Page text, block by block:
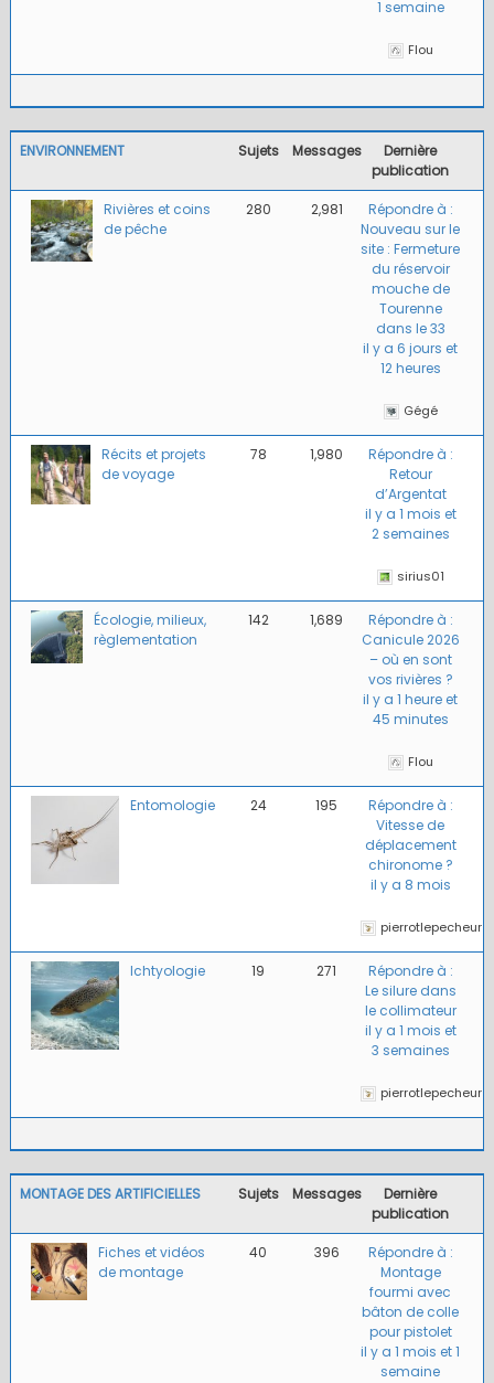
1 semaine
Flou
ENVIRONNEMENT Sujets Messages
Dernière
publication
Rivières et coins
de pêche
280 2,981
Répondre à :
Nouveau sur le
site : Fermeture
du réservoir
mouche de
Tourenne
dans le 33
il y a 6 jours et
12 heures
Gégé
Récits et projets
de voyage
78 1,980
Répondre à :
Retour
d’Argentat
il y a 1 mois et
2 semaines
sirius01
Écologie, milieux,
règlementation
142 1,689
Répondre à :
Canicule 2026
– où en sont
vos rivières ?
il y a 1 heure et
45 minutes
Flou
Entomologie 24 195
Répondre à :
Vitesse de
déplacement
chironome ?
il y a 8 mois
pierrotlepecheur
Ichtyologie 19 271
Répondre à :
Le silure dans
le collimateur
il y a 1 mois et
3 semaines
pierrotlepecheur
MONTAGE DES ARTIFICIELLES Sujets Messages
Dernière
publication
Fiches et vidéos
de montage
40 396
Répondre à :
Montage
fourmi avec
bâton de colle
pour pistolet
il y a 1 mois et 1
semaine